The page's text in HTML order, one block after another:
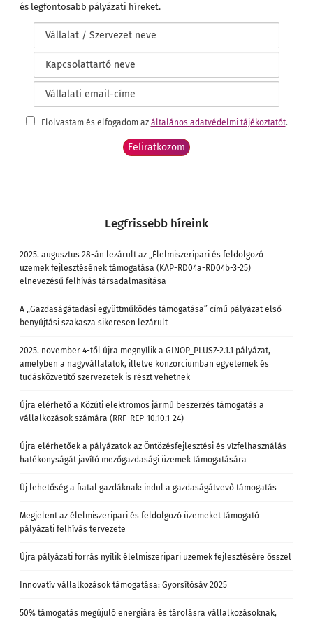
és legfontosabb pályázati híreket.
Elolvastam és elfogadom az általános adatvédelmi tájékoztatót.
Legfrissebb híreink
2025. augusztus 28-án lezárult az „Élelmiszeripari és feldolgozó
üzemek fejlesztésének támogatása (KAP-RD04a-RD04b-3-25)
elnevezésű felhívás társadalmasítása
A „Gazdaságátadási együttműködés támogatása” című pályázat első
benyújtási szakasza sikeresen lezárult
2025. november 4-től újra megnyílik a GINOP_PLUSZ-2.1.1 pályázat,
amelyben a nagyvállalatok, illetve konzorciumban egyetemek és
tudásközvetítő szervezetek is részt vehetnek
Újra elérhető a Közúti elektromos jármű beszerzés támogatás a
vállalkozások számára (RRF-REP-10.10.1-24)
Újra elérhetőek a pályázatok az Öntözésfejlesztési és vízfelhasználás
hatékonyságát javító mezőgazdasági üzemek támogatására
Új lehetőség a fiatal gazdáknak: indul a gazdaságátvevő támogatás
Megjelent az élelmiszeripari és feldolgozó üzemeket támogató
pályázati felhívás tervezete
Újra pályázati forrás nyílik élelmiszeripari üzemek fejlesztésére ősszel
Innovatív vállalkozások támogatása: Gyorsítósáv 2025
50% támogatás megújuló energiára és tárolásra vállalkozásoknak,